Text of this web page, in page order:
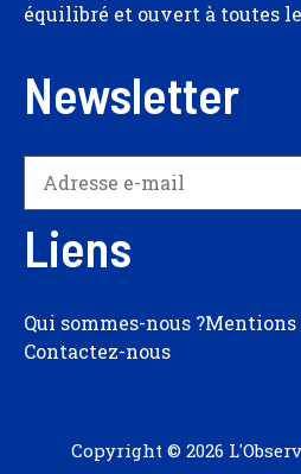
équilibré et ouvert à toutes
Newsletter
Liens
Qui sommes-nous ?Mentions
Contactez-nous
Copyright © 2026